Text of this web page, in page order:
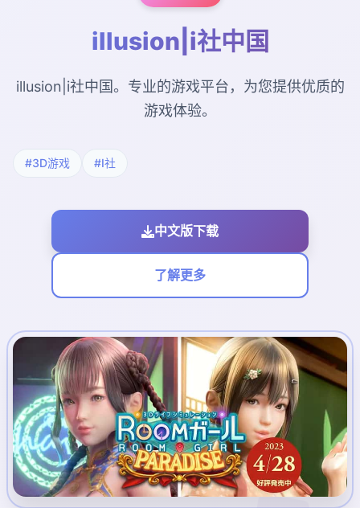
illusion|i社中国
illusion|i社中国。专业的游戏平台，为您提供优质的
游戏体验。
#3D游戏 #I社
中文版下载
了解更多